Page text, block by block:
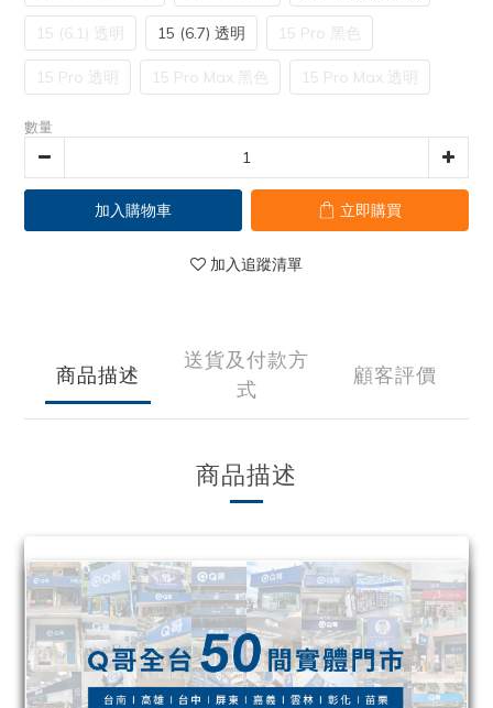
15 (6.1) 透明 15 (6.7) 透明 15 Pro 黑色
15 Pro 透明 15 Pro Max 黑色 15 Pro Max 透明
數量
加入購物車 立即購買
加入追蹤清單
商品描述
送貨及付款方
式
顧客評價
商品描述